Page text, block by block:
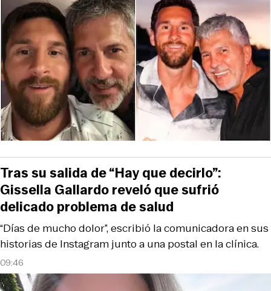
09:46
“Días de mucho dolor”, escribió la comunicadora en sus
historias de Instagram junto a una postal en la clínica.
Tras su salida de “Hay que decirlo”:
Gissella Gallardo reveló que sufrió
delicado problema de salud